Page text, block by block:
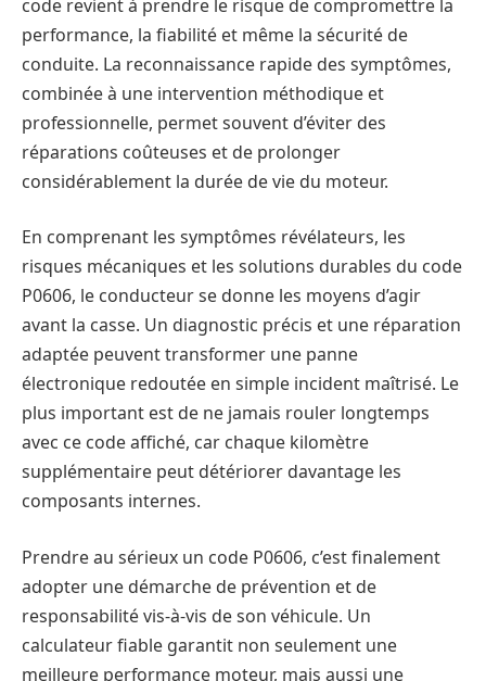
code revient à prendre le risque de compromettre la
performance, la fiabilité et même la sécurité de
conduite. La reconnaissance rapide des symptômes,
combinée à une intervention méthodique et
professionnelle, permet souvent d’éviter des
réparations coûteuses et de prolonger
considérablement la durée de vie du moteur.
En comprenant les symptômes révélateurs, les
risques mécaniques et les solutions durables du code
P0606, le conducteur se donne les moyens d’agir
avant la casse. Un diagnostic précis et une réparation
adaptée peuvent transformer une panne
électronique redoutée en simple incident maîtrisé. Le
plus important est de ne jamais rouler longtemps
avec ce code affiché, car chaque kilomètre
supplémentaire peut détériorer davantage les
composants internes.
Prendre au sérieux un code P0606, c’est finalement
adopter une démarche de prévention et de
responsabilité vis-à-vis de son véhicule. Un
calculateur fiable garantit non seulement une
meilleure performance moteur, mais aussi une